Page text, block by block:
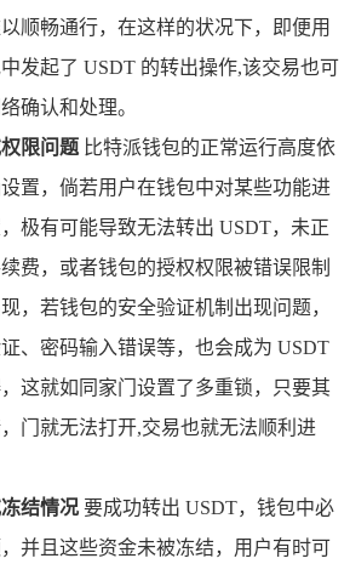
顺畅通行，在这样的状况下，即便用
发起了 USDT 的转出操作,该交易也可
确认和处理。
限问题 比特派钱包的正常运行高度依
置，倘若用户在钱包中对某些功能进
极有可能导致无法转出 USDT，未正
费，或者钱包的授权权限被错误限制
，若钱包的安全验证机制出现问题，
、密码输入错误等，也会成为 USDT
这就如同家门设置了多重锁，只要其
门就无法打开,交易也就无法顺利进
结情况 要成功转出 USDT，钱包中必
并且这些资金未被冻结，用户有时可